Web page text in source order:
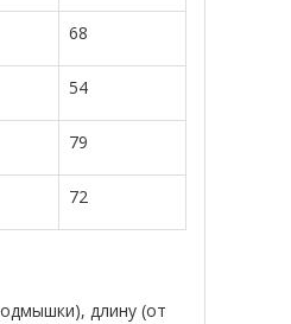
68
54
79
72
длину (от